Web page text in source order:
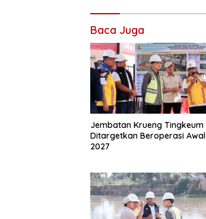
Baca Juga
Jembatan Krueng Tingkeum
Ditargetkan Beroperasi Awal
2027